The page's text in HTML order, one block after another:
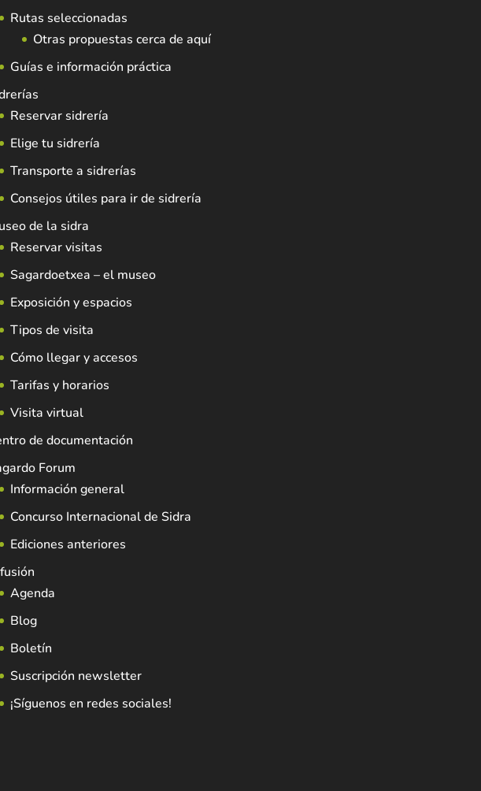
Rutas seleccionadas
Otras propuestas cerca de aquí
Guías e información práctica
Reservar sidrería
Elige tu sidrería
Transporte a sidrerías
Consejos útiles para ir de sidrería
de la sidra
Reservar visitas
Sagardoetxea – el museo
Exposición y espacios
Tipos de visita
Cómo llegar y accesos
Tarifas y horarios
Visita virtual
de documentación
Forum
Información general
Concurso Internacional de Sidra
Ediciones anteriores
Agenda
Blog
Boletín
Suscripción newsletter
¡Síguenos en redes sociales!